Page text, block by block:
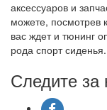
аксессуаров и
можете, посмотрев
вас ждет и тюнинг
рода спорт сиденья.
Следите за